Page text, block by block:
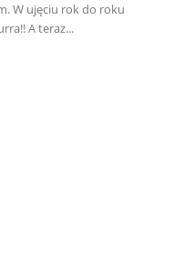
W ujęciu rok do roku
A teraz...